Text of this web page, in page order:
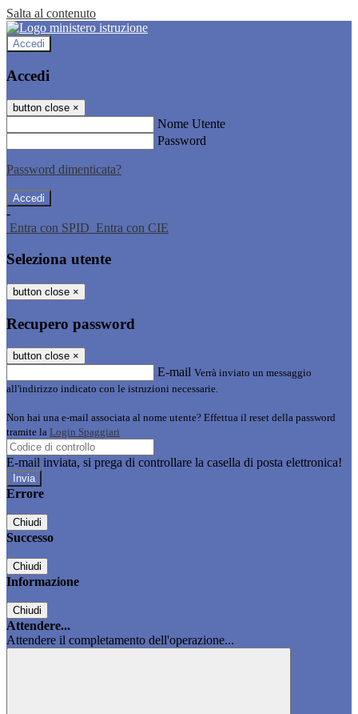
Salta al contenuto
Accedi
Accedi
button close ×
Nome Utente
Password
Password dimenticata?
-
Entra con SPID Entra con CIE
Seleziona utente
button close ×
Recupero password
button close ×
E-mail Verrà inviato un messaggio
all'indirizzo indicato con le istruzioni necessarie.
Non hai una e-mail associata al nome utente? Effettua il reset della password
tramite la Login Spaggiari
E-mail inviata, si prega di controllare la casella di posta elettronica!
Errore
Chiudi
Successo
Chiudi
Informazione
Chiudi
Attendere...
Attendere il completamento dell'operazione...